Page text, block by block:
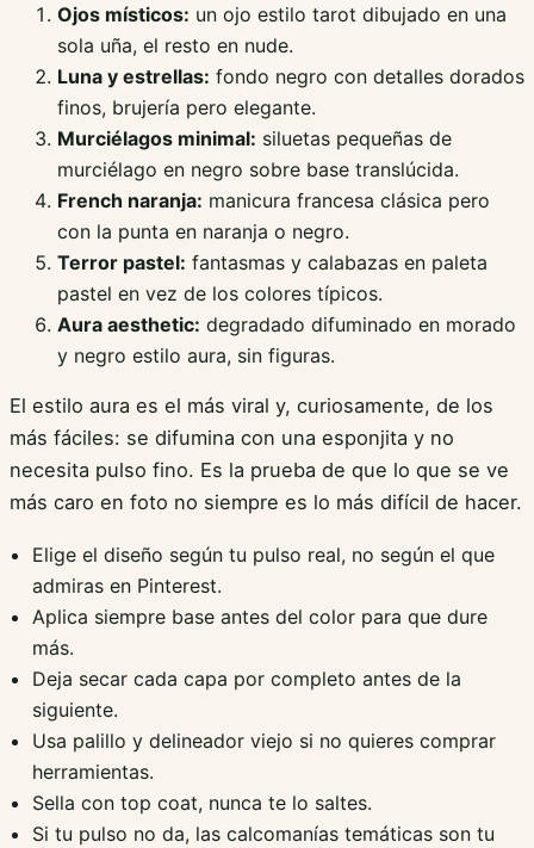
Ojos místicos: un ojo estilo tarot dibujado en una
sola uña, el resto en nude.
Luna y estrellas: fondo negro con detalles dorados
finos, brujería pero elegante.
Murciélagos minimal: siluetas pequeñas de
murciélago en negro sobre base translúcida.
French naranja: manicura francesa clásica pero
con la punta en naranja o negro.
Terror pastel: fantasmas y calabazas en paleta
pastel en vez de los colores típicos.
Aura aesthetic: degradado difuminado en morado
y negro estilo aura, sin figuras.
El estilo aura es el más viral y, curiosamente, de los
más fáciles: se difumina con una esponjita y no
necesita pulso fino. Es la prueba de que lo que se ve
más caro en foto no siempre es lo más difícil de hacer.
Elige el diseño según tu pulso real, no según el que
admiras en Pinterest.
Aplica siempre base antes del color para que dure
más.
Deja secar cada capa por completo antes de la
siguiente.
Usa palillo y delineador viejo si no quieres comprar
herramientas.
Sella con top coat, nunca te lo saltes.
Si tu pulso no da, las calcomanías temáticas son tu